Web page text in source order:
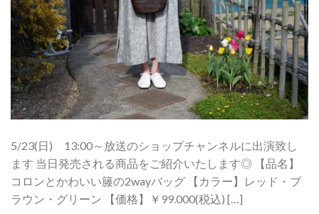
5/23(日) 13:00～放送のショップチャンネルに出演致し
ます 当日発売される商品をご紹介いたします◎ 【品名】
コロンとかわいい籐の2wayバッグ 【カラー】レッド・ブ
ラウン・グリーン 【価格】￥99.000(税込) […]